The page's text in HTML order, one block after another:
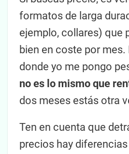
formatos de larga
ejemplo, collares) que
bien en coste por mes.
donde yo me pongo
no es lo mismo que
dos meses estás otra
Ten en cuenta que
precios hay